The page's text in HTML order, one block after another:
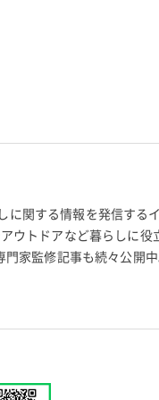
に関する情報を発信する
ウトドアなど暮らしに役
家監修記事も続々公開中